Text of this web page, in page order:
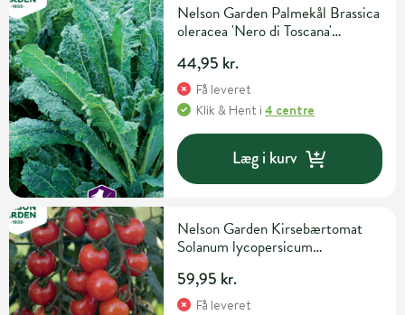
Nelson Garden Palmekål Brassica
oleracea 'Nero di Toscana'
44,95 kr.
Få leveret
Klik & Hent i4 centre
Læg i kurv
Nelson Garden Kirsebærtomat
Solanum lycopersicum
59,95 kr.
Få leveret